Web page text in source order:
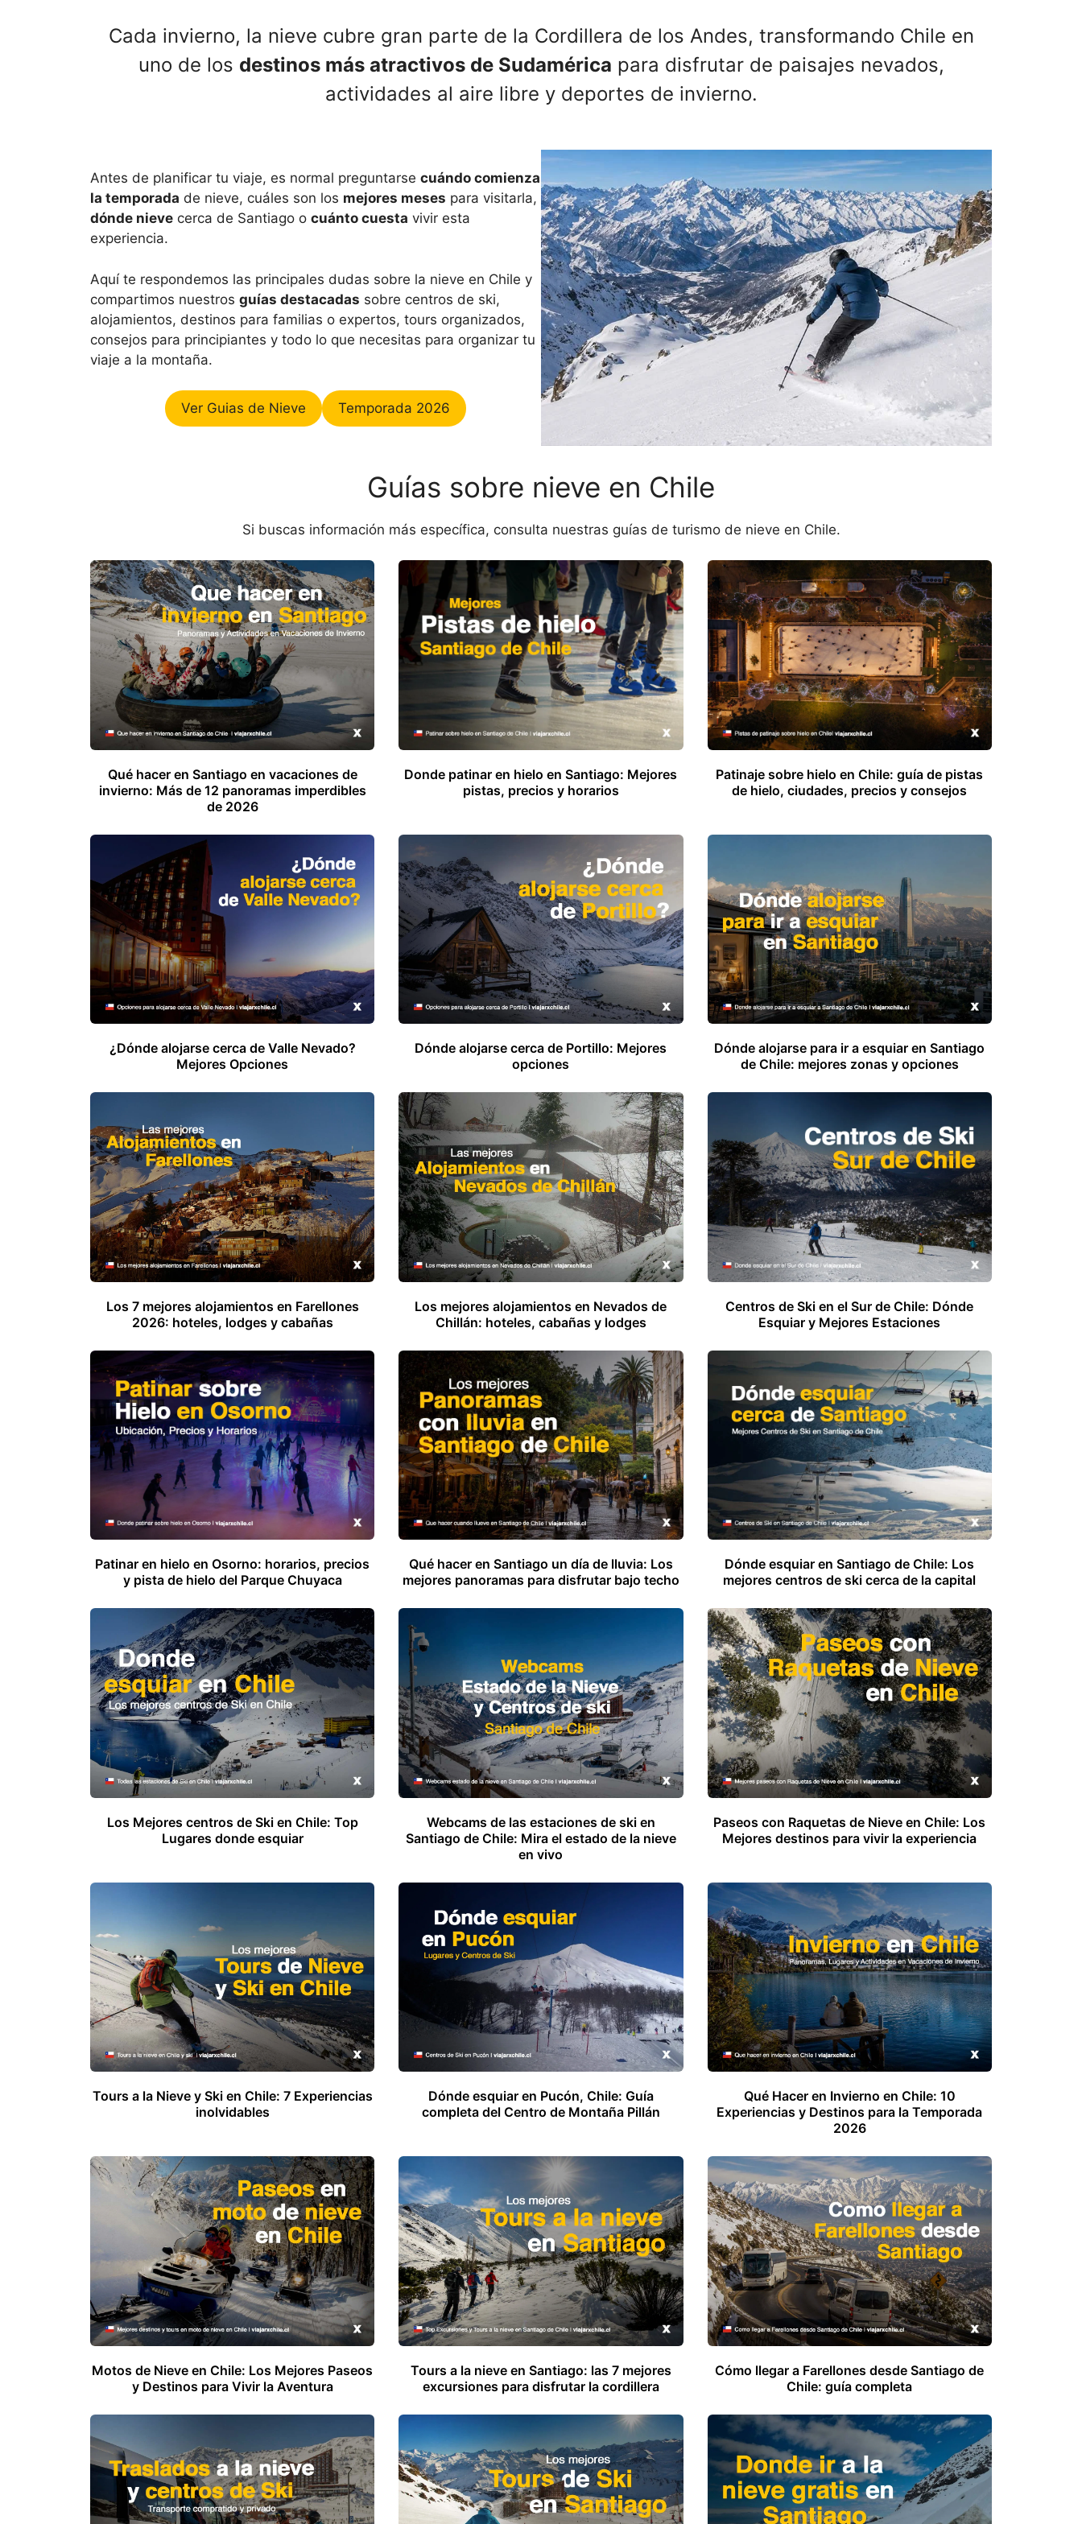
Cada invierno, la nieve cubre gran parte de la Cordillera de los Andes, transformando Chile en
uno de los destinos más atractivos de Sudamérica para disfrutar de paisajes nevados,
actividades al aire libre y deportes de invierno.
Antes de planificar tu viaje, es normal preguntarse cuándo comienza
la temporada de nieve, cuáles son los mejores meses para visitarla,
dónde nieve cerca de Santiago o cuánto cuesta vivir esta
experiencia.
Aquí te respondemos las principales dudas sobre la nieve en Chile y
compartimos nuestros guías destacadas sobre centros de ski,
alojamientos, destinos para familias o expertos, tours organizados,
consejos para principiantes y todo lo que necesitas para organizar tu
viaje a la montaña.
Ver Guias de Nieve Temporada 2026
Guías sobre nieve en Chile
Si buscas información más específica, consulta nuestras guías de turismo de nieve en Chile.
Qué hacer en Santiago en vacaciones de
invierno: Más de 12 panoramas imperdibles
de 2026
Donde patinar en hielo en Santiago: Mejores
pistas, precios y horarios
Patinaje sobre hielo en Chile: guía de pistas
de hielo, ciudades, precios y consejos
¿Dónde alojarse cerca de Valle Nevado?
Mejores Opciones
Dónde alojarse cerca de Portillo: Mejores
opciones
Dónde alojarse para ir a esquiar en Santiago
de Chile: mejores zonas y opciones
Los 7 mejores alojamientos en Farellones
2026: hoteles, lodges y cabañas
Los mejores alojamientos en Nevados de
Chillán: hoteles, cabañas y lodges
Centros de Ski en el Sur de Chile: Dónde
Esquiar y Mejores Estaciones
Patinar en hielo en Osorno: horarios, precios
y pista de hielo del Parque Chuyaca
Qué hacer en Santiago un día de lluvia: Los
mejores panoramas para disfrutar bajo techo
Dónde esquiar en Santiago de Chile: Los
mejores centros de ski cerca de la capital
Los Mejores centros de Ski en Chile: Top
Lugares donde esquiar
Webcams de las estaciones de ski en
Santiago de Chile: Mira el estado de la nieve
en vivo
Paseos con Raquetas de Nieve en Chile: Los
Mejores destinos para vivir la experiencia
Tours a la Nieve y Ski en Chile: 7 Experiencias
inolvidables
Dónde esquiar en Pucón, Chile: Guía
completa del Centro de Montaña Pillán
Qué Hacer en Invierno en Chile: 10
Experiencias y Destinos para la Temporada
2026
Motos de Nieve en Chile: Los Mejores Paseos
y Destinos para Vivir la Aventura
Tours a la nieve en Santiago: las 7 mejores
excursiones para disfrutar la cordillera
Cómo llegar a Farellones desde Santiago de
Chile: guía completa